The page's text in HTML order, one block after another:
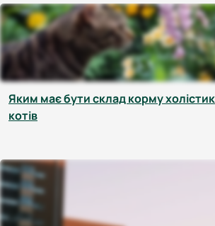
Яким має бути склад корму
котів